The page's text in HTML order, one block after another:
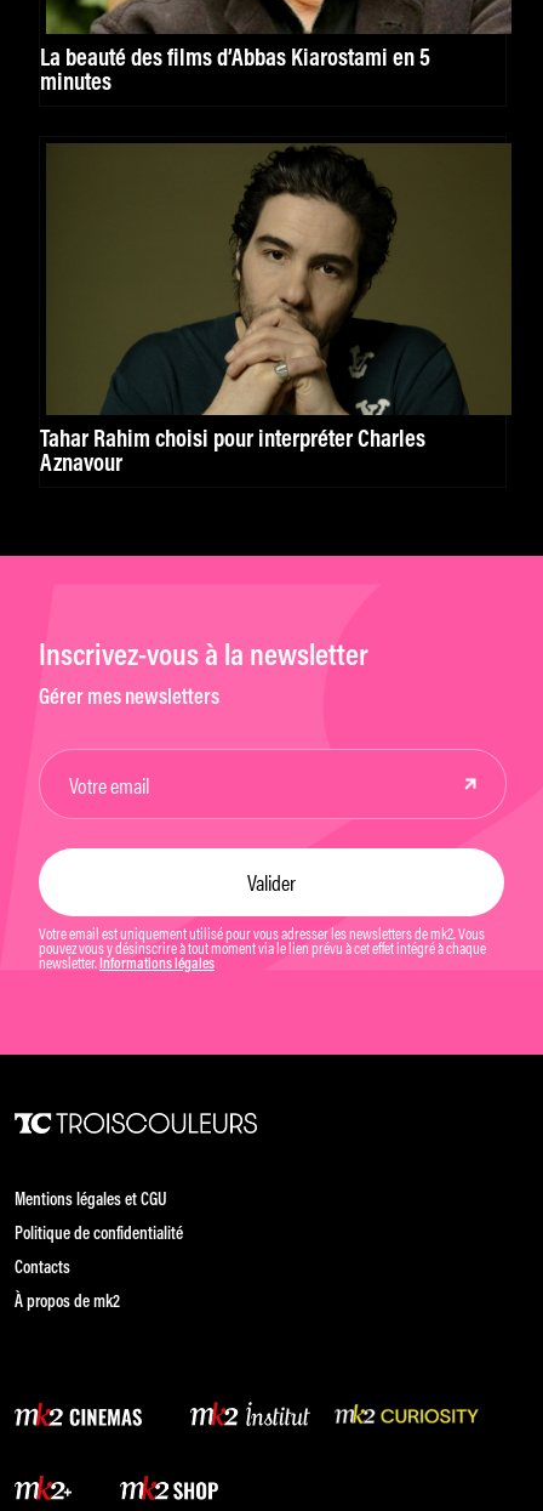
La beauté des films d’Abbas Kiarostami en 5
minutes
Tahar Rahim choisi pour interpréter Charles
Aznavour
Inscrivez-vous à la newsletter
Gérer mes newsletters
Votre email est uniquement utilisé pour vous adresser les newsletters de mk2. Vous
pouvez vous y désinscrire à tout moment via le lien prévu à cet effet intégré à chaque
newsletter. Informations légales
Mentions légales et CGU
Politique de confidentialité
Contacts
À propos de mk2